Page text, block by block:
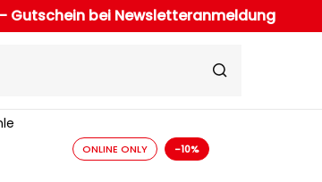
Gutschein bei Newsletteranmeldung
ONLINE ONLY -10%